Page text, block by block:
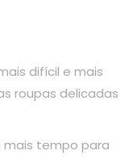
difícil e mais
roupas delicadas
mais tempo para